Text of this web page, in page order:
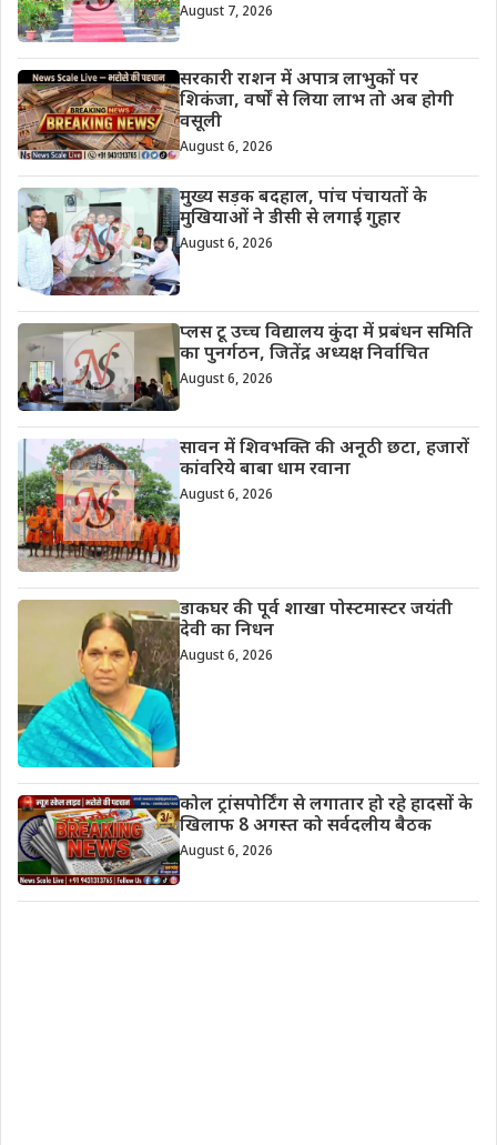
August 7, 2026
सरकारी राशन में अपात्र लाभुकों पर
शिकंजा, वर्षों से लिया लाभ तो अब होगी
वसूली
August 6, 2026
मुख्य सड़क बदहाल, पांच पंचायतों के
मुखियाओं ने डीसी से लगाई गुहार
August 6, 2026
प्लस टू उच्च विद्यालय कुंदा में प्रबंधन समिति
का पुनर्गठन, जितेंद्र अध्यक्ष निर्वाचित
August 6, 2026
सावन में शिवभक्ति की अनूठी छटा, हजारों
कांवरिये बाबा धाम रवाना
August 6, 2026
डाकघर की पूर्व शाखा पोस्टमास्टर जयंती
देवी का निधन
August 6, 2026
कोल ट्रांसपोर्टिंग से लगातार हो रहे हादसों के
खिलाफ 8 अगस्त को सर्वदलीय बैठक
August 6, 2026